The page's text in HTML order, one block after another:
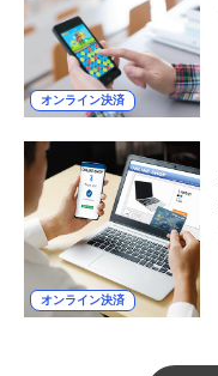
オンライン決済
オンライン決済